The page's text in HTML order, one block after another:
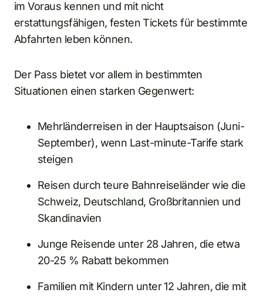
im Voraus kennen und mit nicht
erstattungsfähigen, festen Tickets für bestimmte
Abfahrten leben können.
Der Pass bietet vor allem in bestimmten
Situationen einen starken Gegenwert:
Mehrländerreisen in der Hauptsaison (Juni-
September), wenn Last-minute-Tarife stark
steigen
Reisen durch teure Bahnreiseländer wie die
Schweiz, Deutschland, Großbritannien und
Skandinavien
Junge Reisende unter 28 Jahren, die etwa
20-25 % Rabatt bekommen
Familien mit Kindern unter 12 Jahren, die mit